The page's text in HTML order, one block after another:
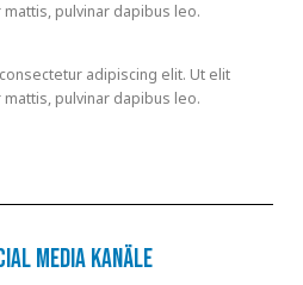
pulvinar dapibus leo.
adipiscing elit. Ut elit
pulvinar dapibus leo.
Media Kanäle